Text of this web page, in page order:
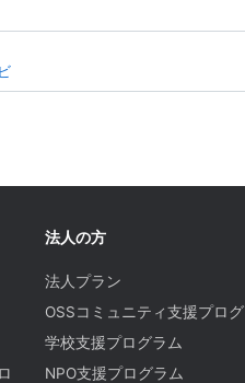
法人の方
法人プラン
OSSコミュニティ支援プロ
学校支援プログラム
NPO支援プログラム